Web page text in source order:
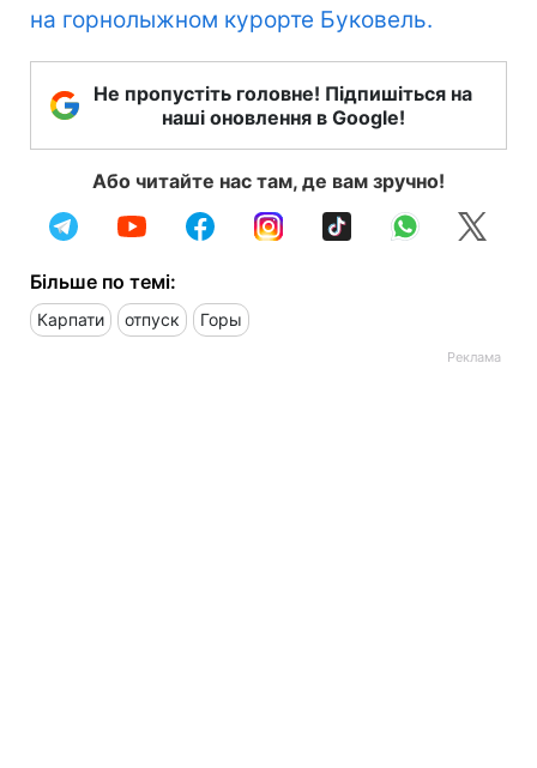
на горнолыжном курорте Буковель.
Не пропустіть головне! Підпишіться на
наші оновлення в Google!
Або читайте нас там, де вам зручно!
Більше по темі:
Карпати отпуск Горы